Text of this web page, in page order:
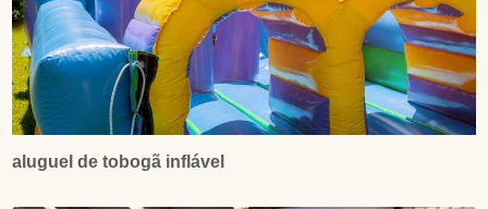
aluguel de tobogã inflável